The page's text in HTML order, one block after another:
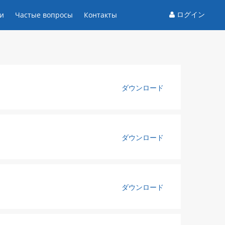
Частые вопросы Контакты ログイン
ダウンロード
ダウンロード
ダウンロード